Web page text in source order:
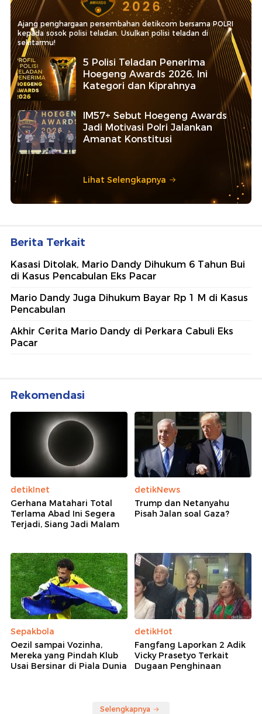
Ajang penghargaan persembahan detikcom bersama POLRI
kepada sosok polisi teladan. Usulkan polisi teladan di
sekitarmu!
5 Polisi Teladan Penerima
Hoegeng Awards 2026, Ini
Kategori dan Kiprahnya
IM57+ Sebut Hoegeng Awards
Jadi Motivasi Polri Jalankan
Amanat Konstitusi
Lihat Selengkapnya
Berita Terkait
Kasasi Ditolak, Mario Dandy Dihukum 6 Tahun Bui
di Kasus Pencabulan Eks Pacar
Mario Dandy Juga Dihukum Bayar Rp 1 M di Kasus
Pencabulan
Akhir Cerita Mario Dandy di Perkara Cabuli Eks
Pacar
Rekomendasi
detikInet
Gerhana Matahari Total
Terlama Abad Ini Segera
Terjadi, Siang Jadi Malam
detikNews
Trump dan Netanyahu
Pisah Jalan soal Gaza?
Sepakbola
Oezil sampai Vozinha,
Mereka yang Pindah Klub
Usai Bersinar di Piala Dunia
detikHot
Fangfang Laporkan 2 Adik
Vicky Prasetyo Terkait
Dugaan Penghinaan
Selengkapnya